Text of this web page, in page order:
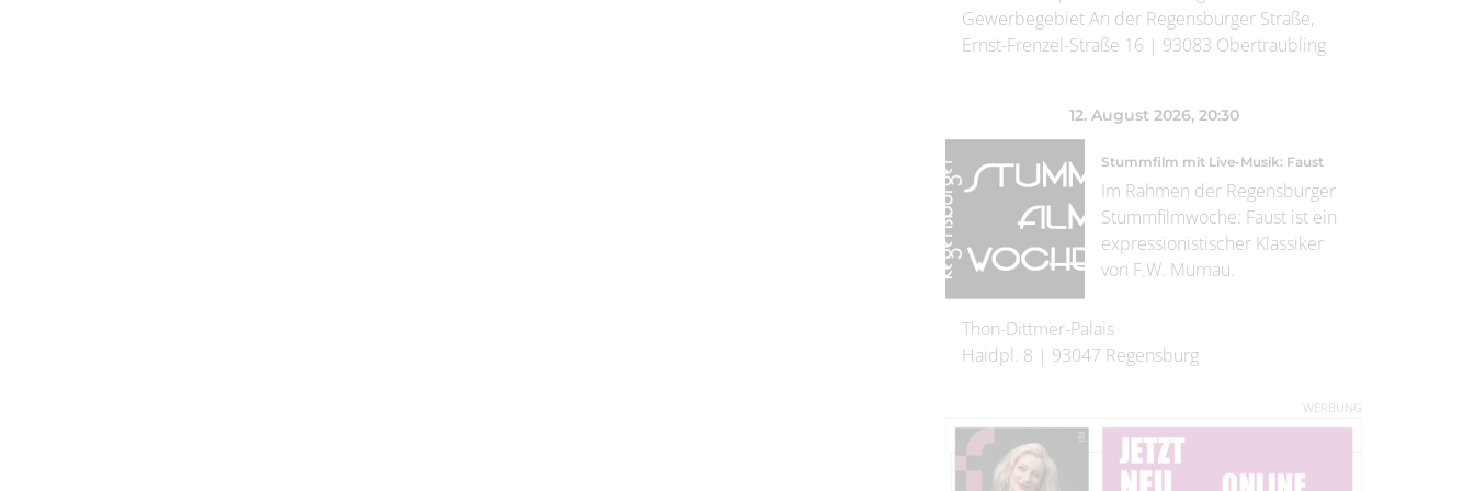
Gewerbegebiet An der Regensburger Straße,
Ernst-Frenzel-Straße 16 | 93083 Obertraubling
12. August 2026, 20:30
Stummfilm mit Live-Musik: Faust
Im Rahmen der Regensburger
Stummfilmwoche: Faust ist ein
expressionistischer Klassiker
von F.W. Murnau.
Thon-Dittmer-Palais
Haidpl. 8 | 93047 Regensburg
WERBUNG